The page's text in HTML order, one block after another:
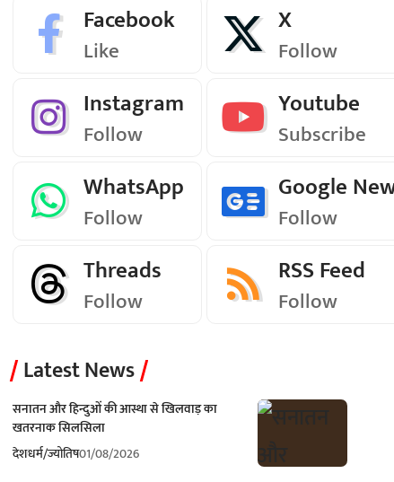
Facebook
Like
X
Follow
Instagram
Follow
Youtube
Subscribe
WhatsApp
Follow
Google
Follow
Threads
Follow
RSS Feed
Follow
Latest News
सनातन और हिन्दुओं की आस्था से खिलवाड़ का
खतरनाक सिलसिला
देशधर्म/ज्योतिष01/08/2026